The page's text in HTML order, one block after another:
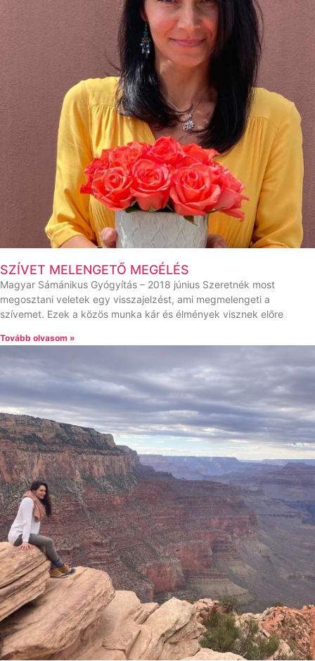
SZÍVET MELENGETŐ MEGÉLÉS
Magyar Sámánikus Gyógyítás – 2018 június Szeretnék most
megosztani veletek egy visszajelzést, ami megmelengeti a
szívemet. Ezek a közös munka kár és élmények visznek előre
Tovább olvasom »